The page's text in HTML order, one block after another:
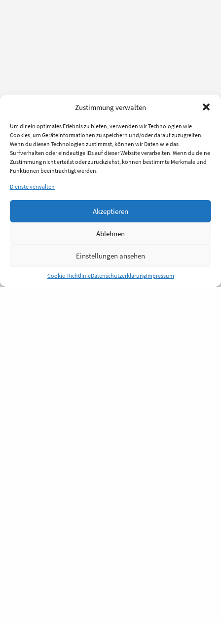
Zustimmung verwalten
Um dir ein optimales Erlebnis zu bieten, verwenden wir Technologien wie
Cookies, um Geräteinformationen zu speichern und/oder darauf zuzugreifen.
Wenn du diesen Technologien zustimmst, können wir Daten wie das
Surfverhalten oder eindeutige IDs auf dieser Website verarbeiten. Wenn du deine
Zustimmung nicht erteilst oder zurückziehst, können bestimmte Merkmale und
Funktionen beeinträchtigt werden.
Dienste verwalten
Akzeptieren
Ablehnen
Einstellungen ansehen
Cookie-RichtlinieDatenschutzerklärungImpressum